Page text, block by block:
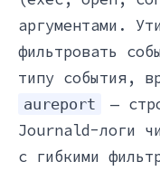
аргументами.
фильтровать
типу события,
aureport
—
Journald-логи
с гибкими